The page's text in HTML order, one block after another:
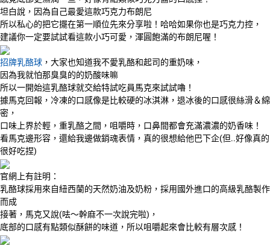
坦白說，因為自己最愛這款巧克力布朗尼
所以私心的把它擺在第一順位先來分享啦！哈哈如果你也是巧克力控，
建議你一定要試試看這款小巧可愛，渾圓飽滿的布朗尼喔！
招牌乳酪球 ，大家也知道我不愛乳酪和起司的重奶味，
因為我就怕那臭臭的的奶酸味嘛
所以一開始這乳酪球就交給特試吃員馬克來試試嚕！
據馬克回報，冷凍的口感像是比較硬的冰淇淋，退冰後的口感很絲滑＆綿
密，
口味上界於輕，重乳酪之間，咀嚼時，口鼻間都會充滿濃濃的奶香味！
看馬克邊形容，還給我邊做銷魂表情，真的很想給他巴下企(但..好像真的
很好吃捏)
官網上有註明：
乳酪球採用來自紐西蘭的天然奶油及奶粉，採用國外進口的高級乳酪製作
而成
接著，馬克又說(呿～幹麻不一次說完啦)，
底部的口感有點類似酥餅的味道，所以咀嚼起來會比較有層次感！